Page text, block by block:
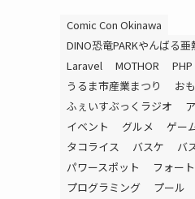
Comic Con Okinawa
DINO恐竜PARKやんばる
Laravel
MOTHOR PHP
うるま市産業まつり
お
ふぇいすぶっくラジオ
イベント
グルメ ゲー
タコライス
バスケ
バ
パワースポット
フォー
プログラミング
プール